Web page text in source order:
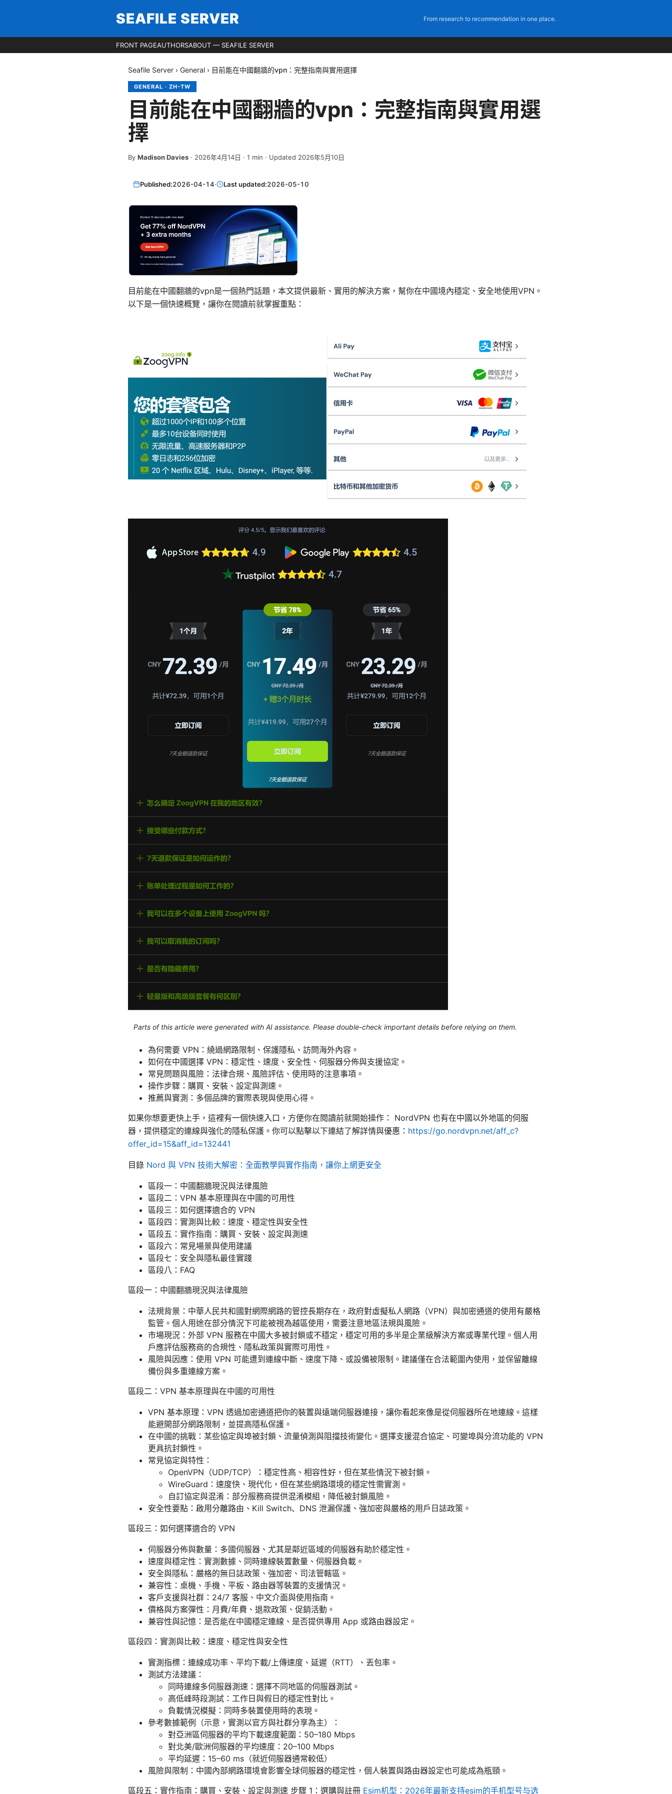
SEAFILE SERVER From research to recommendation in one place.
FRONT PAGEAUTHORSABOUT — SEAFILE SERVER
Seafile Server › General › 目前能在中國翻牆的vpn：完整指南與實用選擇
GENERAL · ZH-TW
目前能在中國翻牆的vpn：完整指南與實用選
擇
By Madison Davies · 2026年4月14日 · 1 min · Updated 2026年5月10日
Published:2026-04-14· Last updated:2026-05-10
目前能在中國翻牆的vpn是一個熱門話題，本文提供最新、實用的解決方案，幫你在中國境內穩定、安全地使用VPN。
以下是一個快速概覽，讓你在閱讀前就掌握重點：
Parts of this article were generated with AI assistance. Please double-check important details before relying on them.
為何需要 VPN：繞過網路限制、保護隱私、訪問海外內容。
如何在中國選擇 VPN：穩定性、速度、安全性、伺服器分佈與支援協定。
常見問題與風險：法律合規、風險評估、使用時的注意事項。
操作步驟：購買、安裝、設定與測速。
推薦與實測：多個品牌的實際表現與使用心得。
如果你想要更快上手，這裡有一個快速入口，方便你在閱讀前就開始操作： NordVPN 也有在中國以外地區的伺服
器，提供穩定的連線與強化的隱私保護。你可以點擊以下連結了解詳情與優惠： https://go.nordvpn.net/aff_c?
offer_id=15&aff_id=132441
目錄 Nord 與 VPN 技術大解密：全面教學與實作指南，讓你上網更安全
區段一：中國翻牆現況與法律風險
區段二：VPN 基本原理與在中國的可用性
區段三：如何選擇適合的 VPN
區段四：實測與比較：速度、穩定性與安全性
區段五：實作指南：購買、安裝、設定與測速
區段六：常見場景與使用建議
區段七：安全與隱私最佳實踐
區段八：FAQ
區段一：中國翻牆現況與法律風險
法規背景：中華人民共和國對網際網路的管控長期存在，政府對虛擬私人網路（VPN）與加密通道的使用有嚴格
監管。個人用途在部分情況下可能被視為越區使用，需要注意地區法規與風險。
市場現況：外部 VPN 服務在中國大多被封鎖或不穩定，穩定可用的多半是企業級解決方案或專業代理。個人用
戶應評估服務商的合規性、隱私政策與實際可用性。
風險與因應：使用 VPN 可能遭到連線中斷、速度下降、或設備被限制。建議僅在合法範圍內使用，並保留離線
備份與多重連線方案。
區段二：VPN 基本原理與在中國的可用性
VPN 基本原理：VPN 透過加密通道把你的裝置與遠端伺服器連接，讓你看起來像是從伺服器所在地連線。這樣
能避開部分網路限制，並提高隱私保護。
在中國的挑戰：某些協定與埠被封鎖、流量偵測與阻擋技術變化。選擇支援混合協定、可變埠與分流功能的 VPN
更具抗封鎖性。
常見協定與特性：
OpenVPN（UDP/TCP）：穩定性高、相容性好，但在某些情況下被封鎖。
WireGuard：速度快、現代化，但在某些網路環境的穩定性需實測。
自訂協定與混淆：部分服務商提供混淆模組，降低被封鎖風險。
安全性要點：啟用分離路由、Kill Switch、DNS 泄漏保護、強加密與嚴格的用戶日誌政策。
區段三：如何選擇適合的 VPN
伺服器分佈與數量：多國伺服器、尤其是鄰近區域的伺服器有助於穩定性。
速度與穩定性：實測數據、同時連線裝置數量、伺服器負載。
安全與隱私：嚴格的無日誌政策、強加密、司法管轄區。
兼容性：桌機、手機、平板、路由器等裝置的支援情況。
客戶支援與社群：24/7 客服、中文介面與使用指南。
價格與方案彈性：月費/年費、退款政策、促銷活動。
兼容性與記憶：是否能在中國穩定連線、是否提供專用 App 或路由器設定。
區段四：實測與比較：速度、穩定性與安全性
實測指標：連線成功率、平均下載/上傳速度、延遲（RTT）、丟包率。
測試方法建議：
同時連線多伺服器測速：選擇不同地區的伺服器測試。
高低峰時段測試：工作日與假日的穩定性對比。
負載情況模擬：同時多裝置使用時的表現。
參考數據範例（示意，實測以官方與社群分享為主）：
對亞洲區伺服器的平均下載速度範圍：50–180 Mbps
對北美/歐洲伺服器的平均速度：20–100 Mbps
平均延遲：15–60 ms（就近伺服器通常較低）
風險與限制：中國內部網路環境會影響全球伺服器的穩定性，個人裝置與路由器設定也可能成為瓶頸。
區段五：實作指南：購買、安裝、設定與測速 步驟 1：選購與註冊 Esim机型：2026年最新支持esim的手机型号与选